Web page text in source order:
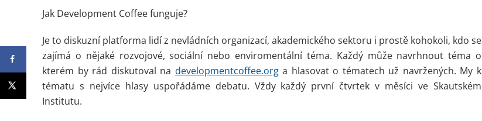
Jak Development Coffee funguje?
Je to diskuzní platforma lidí z nevládních organizací, akademického sektoru i prostě kohokoli, kdo se
zajímá o nějaké rozvojové, sociální nebo enviromentální téma. Každý může navrhnout téma o
kterém by rád diskutoval na developmentcoffee.orga hlasovat o tématech už navržených. My k
tématu s nejvíce hlasy uspořádáme debatu. Vždy každý první čtvrtek v měsíci ve Skautském
Institutu.